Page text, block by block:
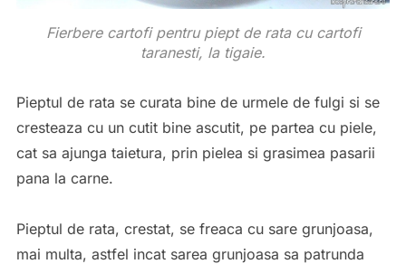
Fierbere cartofi pentru piept de rata cu cartofi
taranesti, la tigaie.
Pieptul de rata se curata bine de urmele de fulgi si se
cresteaza cu un cutit bine ascutit, pe partea cu piele,
cat sa ajunga taietura, prin pielea si grasimea pasarii
pana la carne.
Pieptul de rata, crestat, se freaca cu sare grunjoasa,
mai multa, astfel incat sarea grunjoasa sa patrunda